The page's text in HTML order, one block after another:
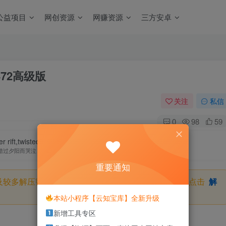
益项目 网创资源 网赚资源 三方安卓
高级版
关注 私信
0 98 59
rift,twisted in the love.
过夕阳而哭泣，那么你就要错群星了
多解压密码，如果你下载的资源需要解压密码，请点击 解
重要通知
本站小程序【云知宝库】全新升级
新增工具专区